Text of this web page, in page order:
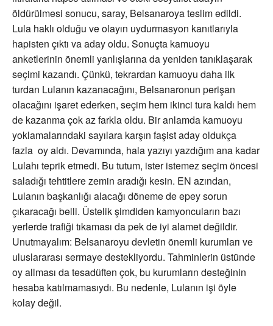
öldürülmesi sonucu, saray, Belsanaroya teslim edildi.
Lula haklı olduğu ve olayın uydurmasyon kanıtlarıyla
hapisten çıktı va aday oldu. Sonuçta kamuoyu
anketlerinin önemli yanlışlarına da yeniden tanıklaşarak
seçimi kazandı. Çünkü, tekrardan kamuoyu daha ilk
turdan Lulanın kazanacağını, Belsanaronun perişan
olacağını işaret ederken, seçim hem ikinci tura kaldı hem
de kazanma çok az farkla oldu. Bir anlamda kamuoyu
yoklamalarındaki sayılara karşın faşist aday oldukça
fazla oy aldı. Devamında, hala yazıyı yazdığım ana kadar
Lulahı teprik etmedi. Bu tutum, ister istemez seçim öncesi
saladığı tehtitlere zemin aradığı kesin. EN azından,
Lulanın başkanlığı alacağı döneme de epey sorun
çıkaracağı belli. Üstelik şimdiden kamyoncuların bazı
yerlerde trafiği tıkaması da pek de iyi alamet değildir.
Unutmayalım: Belsanaroyu devletin önemli kurumları ve
uluslararası sermaye destekliyordu. Tahminlerin üstünde
oy allması da tesadüften çok, bu kurumların desteğinin
hesaba katılmamasıydı. Bu nedenle, Lulanın işi öyle
kolay değil.